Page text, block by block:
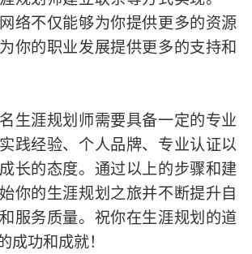
络不仅能够为你提供更多的资源
你的职业发展提供更多的支持和
生涯规划师需要具备一定的专业
践经验、个人品牌、专业认证以
长的态度。通过以上的步骤和建
你的生涯规划之旅并不断提升自
服务质量。祝你在生涯规划的道
成功和成就！